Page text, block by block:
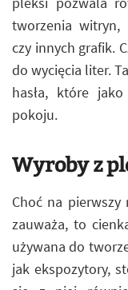
tworzenia witryn,
czy innych grafik.
do wycięcia liter.
hasła, które
pokoju.
Wyroby z
Choć na
zauważa, to
używana do
jak ekspozytory,